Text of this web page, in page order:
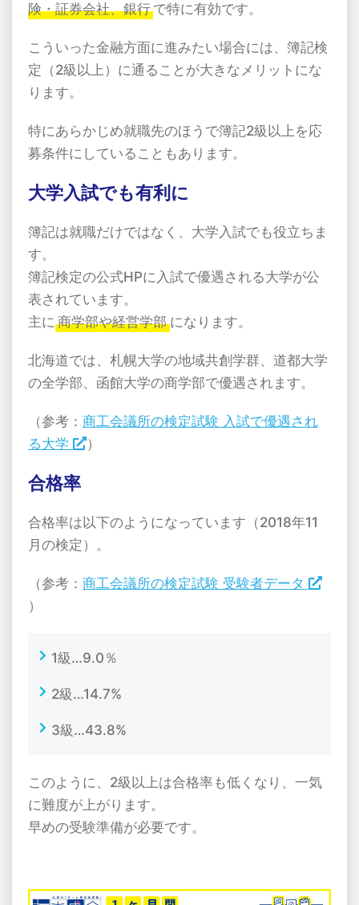
険・証券会社、銀行 で特に有効です。
こういった金融方面に進みたい場合には、簿記検
定（2級以上）に通ることが大きなメリットにな
ります。
特にあらかじめ就職先のほうで簿記2級以上を応
募条件にしていることもあります。
大学入試でも有利に
簿記は就職だけではなく、大学入試でも役立ちま
す。
簿記検定の公式HPに入試で優遇される大学が公
表されています。
主に 商学部や経営学部になります。
北海道では、札幌大学の地域共創学群、道都大学
の全学部、函館大学の商学部で優遇されます。
（参考： 商工会議所の検定試験 入試で優遇され
る大学
）
合格率
合格率は以下のようになっています（2018年11
月の検定）。
（参考： 商工会議所の検定試験 受験者データ
）
1級…9.0％
2級…14.7%
3級…43.8%
このように、2級以上は合格率も低くなり、一気
に難度が上がります。
早めの受験準備が必要です。